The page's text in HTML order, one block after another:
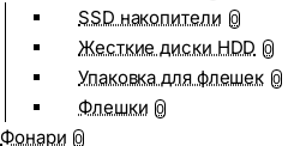
SSD накопители 0
Жесткие диски HDD 0
Упаковка для флешек 0
Флешки 0
Фонари 0